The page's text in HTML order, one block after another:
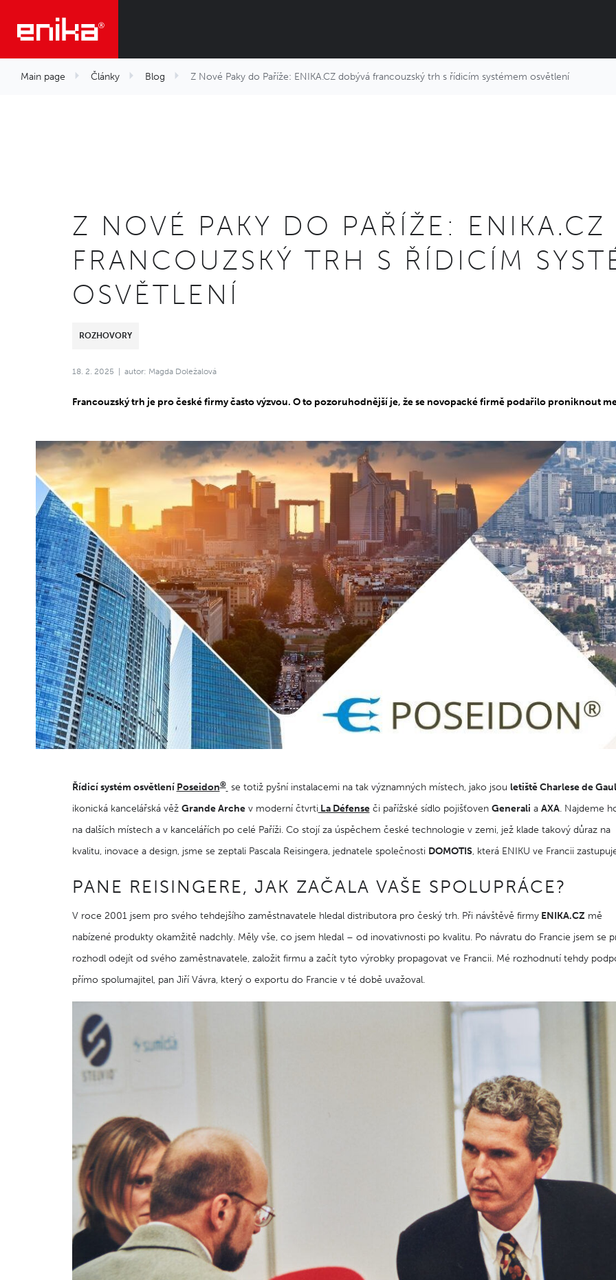
Main page Články Blog Z Nové Paky do Paříže: ENIKA.CZ dobývá francouzský trh s řídicím systémem osvětlení
Z NOVÉ PAKY DO PAŘÍŽE: ENIKA.CZ
FRANCOUZSKÝ TRH S ŘÍDICÍM
OSVĚTLENÍ
ROZHOVORY
18. 2. 2025 autor: Magda Doležalová
Francouzský trh je pro české firmy často výzvou. O to pozoruhodnější je, že se novopacké firmě podařilo proniknout
Řídicí systém osvětlení Poseidon® se totiž pyšní instalacemi na tak významných místech, jako jsou letiště Charlese de
ikonická kancelářská věž Grande Archev moderní čtvrtiLa Défenseči pařížské sídlo pojišťoven Generali a AXA. Najdeme
na dalších místech a v kancelářích po celé Paříži. Co stojí za úspěchem české technologie v zemi, jež klade takový důraz na
kvalitu, inovace a design, jsme se zeptali Pascala Reisingera, jednatele společnosti DOMOTIS, která ENIKU ve Francii
PANE REISINGERE, JAK ZAČALA VAŠE SPOLUPRÁCE?
V roce 2001 jsem pro svého tehdejšího zaměstnavatele hledal distributora pro český trh. Při návštěvě firmyENIKA.CZ mě
nabízené produkty okamžitě nadchly. Měly vše, co jsem hledal – od inovativnosti po kvalitu. Po návratu do Francie jsem se
rozhodl odejít od svého zaměstnavatele, založit firmu a začít tyto výrobky propagovat ve Francii. Mé rozhodnutí tehdy
přímo spolumajitel, pan Jiří Vávra, který o exportu do Francie v té době uvažoval.